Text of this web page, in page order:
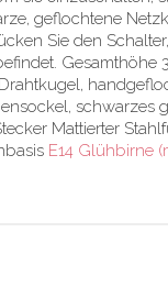
geflochtene
Sie den
Gesamthöhe
schwarzes
Mattierter
E14 Glühbirne